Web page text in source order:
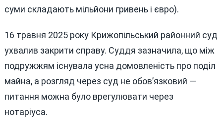
суми складають мільйони гривень і євро).
16 травня 2025 року Крижопільський районний суд
ухвалив закрити справу. Суддя зазначила, що між
подружжям існувала усна домовленість про поділ
майна, а розгляд через суд не обов’язковий —
питання можна було врегулювати через
нотаріуса.